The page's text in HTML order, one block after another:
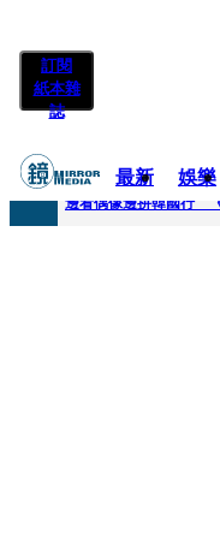
訂閱
紙本雜
誌
最新 娛樂
快訊